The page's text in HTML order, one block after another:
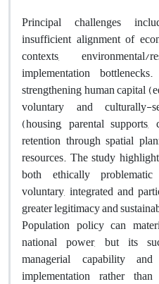
Principal challenges
insufficient alignment of
contexts,
implementation
strengthening human capital
voluntary and culturally-
(housing, parental
retention through spatial
resources. The study
both ethically
voluntary, integrated and
greater legitimacy and
Population policy can
national power, but its
managerial capability
implementation rather